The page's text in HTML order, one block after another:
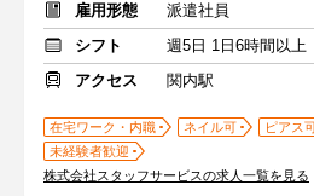
雇用形態
派遣社員
シフト
週5日 1日6時間以上
アクセス
関内駅
在宅ワーク・内職 ネイル可 ピアス
未経験者歓迎
株式会社スタッフサービスの求人一覧を見る